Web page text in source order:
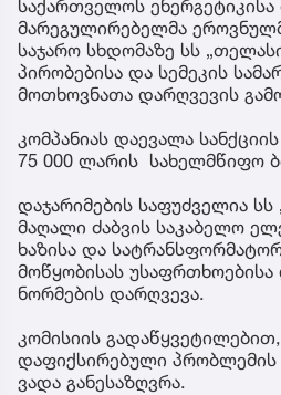
საქართველოს
მარეგულირებელმა
საჯარო სხდომაზე სს
პირობებისა და სემეკის
მოთხოვნათა დარღვევის
კომპანიას დაევალა
75 000 ლარის სახელმწიფო
დაჯარიმების საფუძველია
მაღალი ძაბვის საკაბელო
ხაზისა და
მოწყობისას უსაფრთხოებისა
ნორმების დარღვევა.
კომისიის
დაფიქსირებული
ვადა განესაზღვრა.